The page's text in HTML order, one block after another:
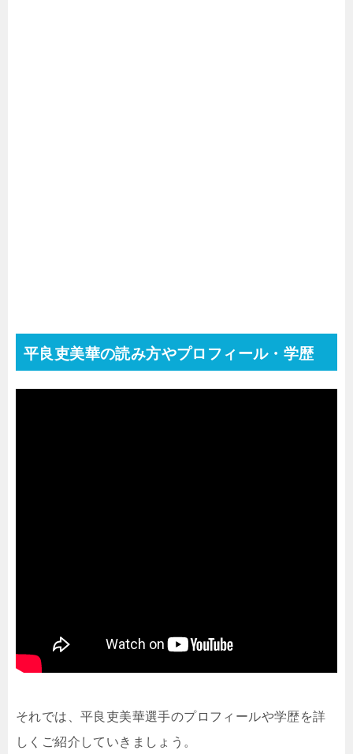
平良吏美華の読み方やプロフィール・学歴
それでは、平良吏美華選手のプロフィールや学歴を詳
しくご紹介していきましょう。